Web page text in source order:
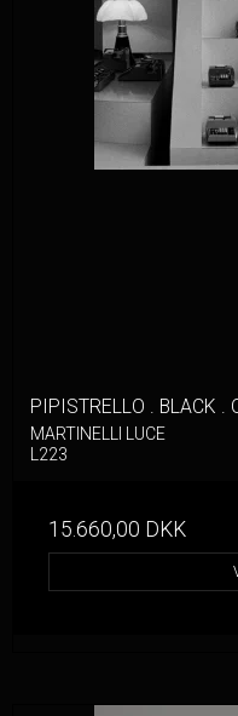
PIPISTRELLO . BLACK .
MARTINELLI LUCE
L223
15.660,00 DKK